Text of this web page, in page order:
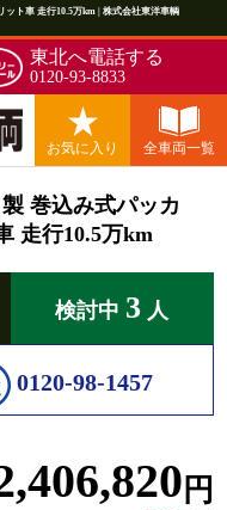
ット車 走行10.5万km | 株式会社東洋車輌
東北へ電話する
0120-93-8833
お気に入り 全車両一覧
巻込み式パッカ
走行10.5万km
検討中 3 人
0120-98-1457
円